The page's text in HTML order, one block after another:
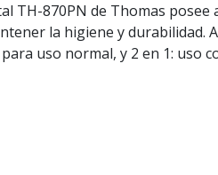
TH-870PN de Thomas posee
la higiene y durabilidad.
uso normal, y 2 en 1: uso